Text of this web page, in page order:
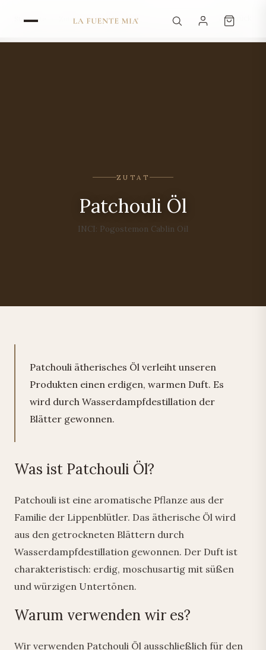
Startseite Zutaten › Patchouli Öl ← Zurück
ZUTAT
Patchouli Öl
INCI: Pogostemon Cablin Oil
Patchouli ätherisches Öl verleiht unseren
Produkten einen erdigen, warmen Duft. Es
wird durch Wasserdampfdestillation der
Blätter gewonnen.
Was ist Patchouli Öl?
Patchouli ist eine aromatische Pflanze aus der
Familie der Lippenblütler. Das ätherische Öl wird
aus den getrockneten Blättern durch
Wasserdampfdestillation gewonnen. Der Duft ist
charakteristisch: erdig, moschusartig mit süßen
und würzigen Untertönen.
Warum verwenden wir es?
Wir verwenden Patchouli Öl ausschließlich für den